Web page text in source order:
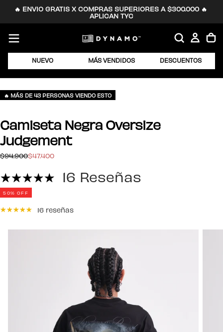
🔥 ENVIO GRATIS X COMPRAS SUPERIORES A $300.000 🔥
APLICAN TYC
SALTAR
NUEVO MÁS VENDIDOS DESCUENTOS
🔥 MÁS DE 43 PERSONAS VIENDO ESTO
Camiseta Negra Oversize
Judgement
$47.400
Precio
$94.900Precio
oferta
$47.400
16 Reseñas
50% OFF
16 reseñas